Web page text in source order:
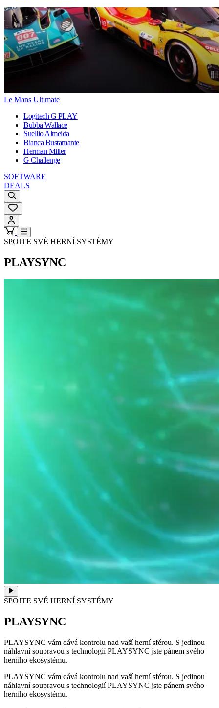
Le Mans Ultimate
Logitech G PLAY
Bubba Wallace
Suellio Almeida
Bianca Bustamante
Herman Miller
G Challenge
SOFTWARE
DEALS
SPOJTE SVÉ HERNÍ SYSTÉMY
PLAYSYNC
SPOJTE SVÉ HERNÍ SYSTÉMY
PLAYSYNC
PLAYSYNC vám dává kontrolu nad vaší herní sférou. S jedinou
náhlavní soupravou s technologií PLAYSYNC jste pánem svého
herního ekosystému.
PLAYSYNC vám dává kontrolu nad vaší herní sférou. S jedinou
náhlavní soupravou s technologií PLAYSYNC jste pánem svého
herního ekosystému.